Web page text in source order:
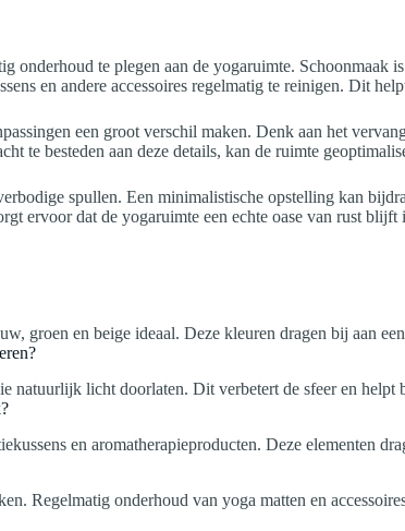
onderhoud te plegen aan de yogaruimte.
en andere accessoires regelmatig te reinigen. Dit
een groot verschil maken. Denk aan het
te besteden aan deze details, kan de ruimte
spullen. Een minimalistische opstelling kan
ervoor dat de yogaruimte een echte oase van rust blijft
groen en beige ideaal. Deze kleuren dragen bij aan
natuurlijk licht doorlaten. Dit verbetert de sfeer en helpt
en aromatherapieproducten. Deze elementen
Regelmatig onderhoud van yoga matten en